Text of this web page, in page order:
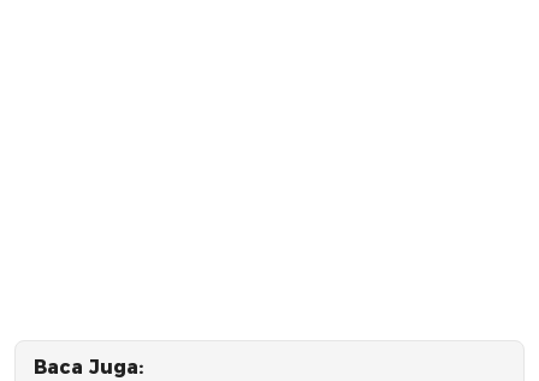
Baca Juga: